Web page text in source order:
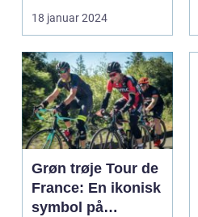
ikoniske løb, der
strækk...
18 januar 2024
Grøn trøje Tour de
France: En ikonisk
symbol på